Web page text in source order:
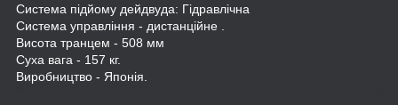
Система підйому дейдвуда: Гідравлічна
Система управління - дистанційне .
Висота транцем - 508 мм
Суха вага - 157 кг.
Виробництво - Японія.